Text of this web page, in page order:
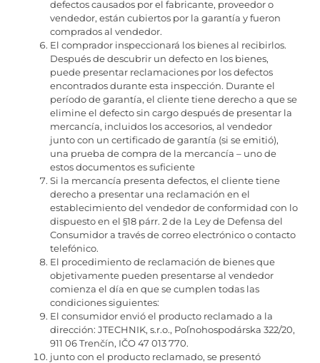
defectos causados ​​por el fabricante, proveedor o
vendedor, están cubiertos por la garantía y fueron
comprados al vendedor.
El comprador inspeccionará los bienes al recibirlos.
Después de descubrir un defecto en los bienes,
puede presentar reclamaciones por los defectos
encontrados durante esta inspección. Durante el
período de garantía, el cliente tiene derecho a que se
elimine el defecto sin cargo después de presentar la
mercancía, incluidos los accesorios, al vendedor
junto con un certificado de garantía (si se emitió),
una prueba de compra de la mercancía – uno de
estos documentos es suficiente
Si la mercancía presenta defectos, el cliente tiene
derecho a presentar una reclamación en el
establecimiento del vendedor de conformidad con lo
dispuesto en el §18 párr. 2 de la Ley de Defensa del
Consumidor a través de correo electrónico o contacto
telefónico.
El procedimiento de reclamación de bienes que
objetivamente pueden presentarse al vendedor
comienza el día en que se cumplen todas las
condiciones siguientes:
El consumidor envió el producto reclamado a la
dirección: JTECHNIK, s.r.o., Poľnohospodárska 322/20,
911 06 Trenčín, IČO 47 013 770.
junto con el producto reclamado, se presentó